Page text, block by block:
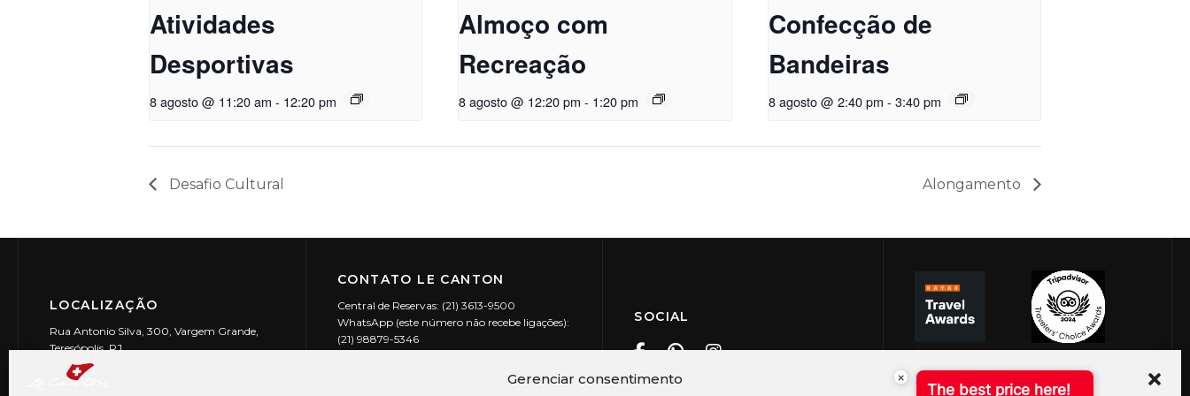
Gerenciar consentimento
Atividades
Desportivas
8 agosto @ 11:20 am - 12:20 pm
Almoço com
Recreação
8 agosto @ 12:20 pm - 1:20 pm
Confecção de
Bandeiras
8 agosto @ 2:40 pm - 3:40 pm
Desafio Cultural Alongamento
LOCALIZAÇÃO
Rua Antonio Silva, 300, Vargem Grande,
Teresópolis, RJ
CEP: 25990-150
CONTATO LE CANTON
Central de Reservas: (21) 3613-9500
WhatsApp (este número não recebe ligações):
(21) 98879-5346
SOCIAL
×
The best price here!